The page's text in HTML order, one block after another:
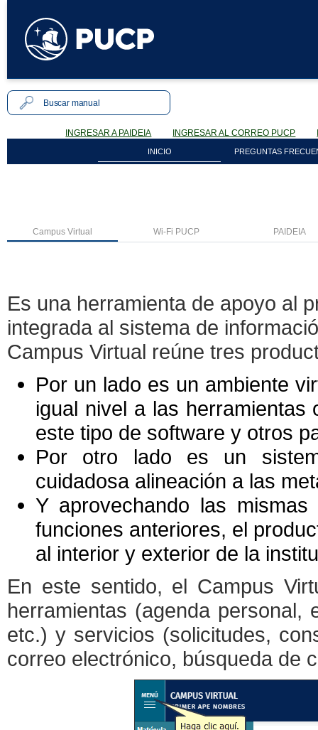
INGRESAR A PAIDEIA INGRESAR AL CORREO PUCP
INICIO PREGUNTAS
Campus Virtual Wi-Fi PUCP PAIDEIA
Es una herramienta de apoyo al
integrada al sistema de
Campus Virtual reúne tres
Por un lado es un ambiente
igual nivel a las herramientas
este tipo de software y otros
Por otro lado es un
cuidadosa alineación a las
Y aprovechando las
funciones anteriores, el
al interior y exterior de la
En este sentido, el Campus
herramientas (agenda personal,
etc.) y servicios (solicitudes,
correo electrónico, búsqueda de